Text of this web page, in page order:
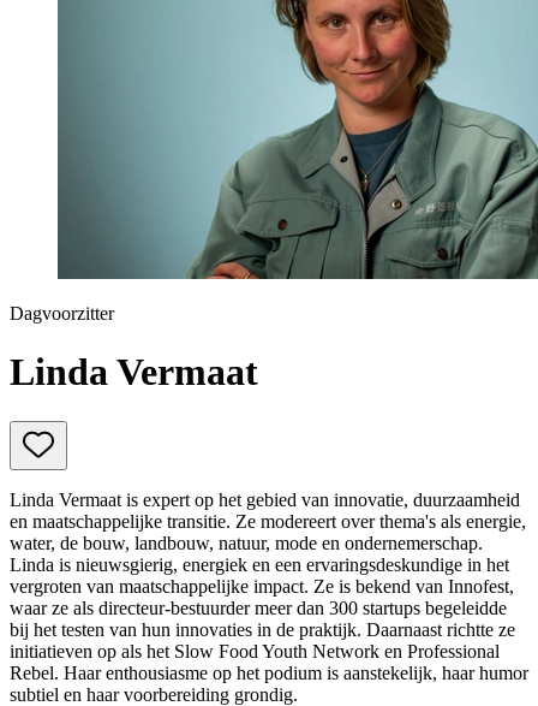
Dagvoorzitter
Linda Vermaat
Linda Vermaat is expert op het gebied van innovatie, duurzaamheid
en maatschappelijke transitie. Ze modereert over thema's als energie,
water, de bouw, landbouw, natuur, mode en ondernemerschap.
Linda is nieuwsgierig, energiek en een ervaringsdeskundige in het
vergroten van maatschappelijke impact. Ze is bekend van Innofest,
waar ze als directeur-bestuurder meer dan 300 startups begeleidde
bij het testen van hun innovaties in de praktijk. Daarnaast richtte ze
initiatieven op als het Slow Food Youth Network en Professional
Rebel. Haar enthousiasme op het podium is aanstekelijk, haar humor
subtiel en haar voorbereiding grondig.